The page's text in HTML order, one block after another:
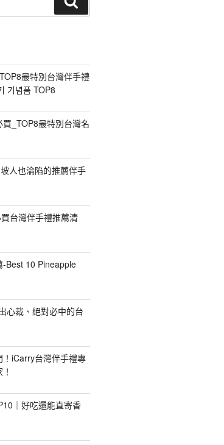
尋
最特別台灣伴手禮
기념품 TOP8
_TOP8最特別台灣名
人也淪陷的推薦伴手
台灣伴手禮推薦清
Best 10 Pineapple
心裁、絕對必中的台
iCarry台灣伴手禮專
｜好吃還能直寄香